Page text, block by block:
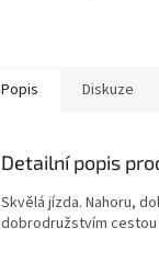
Popis Diskuze
Detailní popis
Skvělá jízda. Nahoru,
dobrodružstvím